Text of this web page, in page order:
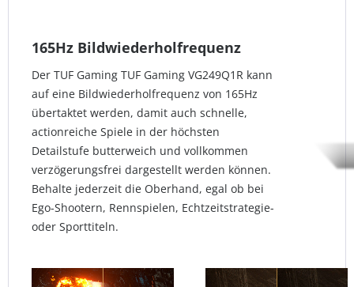
165Hz Bildwiederholfrequenz
Der TUF Gaming TUF Gaming VG249Q1R kann
auf eine Bildwiederholfrequenz von 165Hz
übertaktet werden, damit auch schnelle,
actionreiche Spiele in der höchsten
Detailstufe butterweich und vollkommen
verzögerungsfrei dargestellt werden können.
Behalte jederzeit die Oberhand, egal ob bei
Ego-Shootern, Rennspielen, Echtzeitstrategie-
oder Sporttiteln.